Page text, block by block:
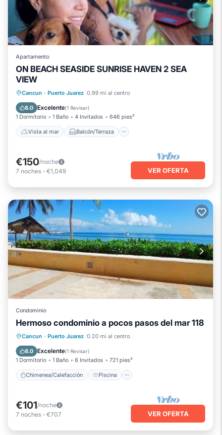
Apartamento
ON BEACH SEASIDE SUNRISE HAVEN 2 SEA
VIEW
Cancun · Puerto Juarez 0.99 mi al centro
8.0 Excelente(1 Revisar)
1 Dormitorio 1 Baño 4 Invitados 646 pies²
Vista al mar Balcón/Terraza
Vista al mar
Balcón/Terraza
Vistas
Cocina
€150/noche
7 noches - €1,049 VER OFERTA
Condominio
Hermoso condominio a pocos pasos del mar 118
Cancun · Puerto Juarez 0.20 mi al centro
8.0 Excelente(1 Revisar)
1 Dormitorio 1 Baño 6 Invitados 721 pies²
Chimenea/Calefacción Piscina
Chimenea/Calefacción
Piscina
Vista al mar
€101/noche
7 noches - €707 VER OFERTA